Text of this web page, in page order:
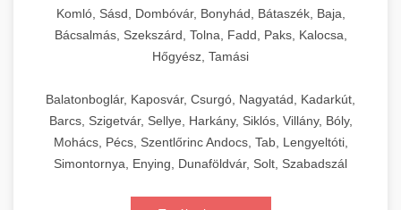
Komló, Sásd, Dombóvár, Bonyhád, Bátaszék, Baja,
Bácsalmás, Szekszárd, Tolna, Fadd, Paks, Kalocsa,
Hőgyész, Tamási
Balatonboglár, Kaposvár, Csurgó, Nagyatád, Kadarkút,
Barcs, Szigetvár, Sellye, Harkány, Siklós, Villány, Bóly,
Mohács, Pécs, Szentlőrinc Andocs, Tab, Lengyeltóti,
Simontornya, Enying, Dunaföldvár, Solt, Szabadszál